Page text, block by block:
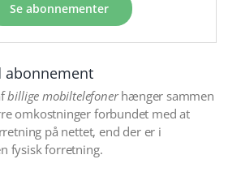
Se abonnementer
abonnement
billige mobiltelefonerhænger sammen
omkostninger forbundet med at
på nettet, end der er i
fysisk forretning.